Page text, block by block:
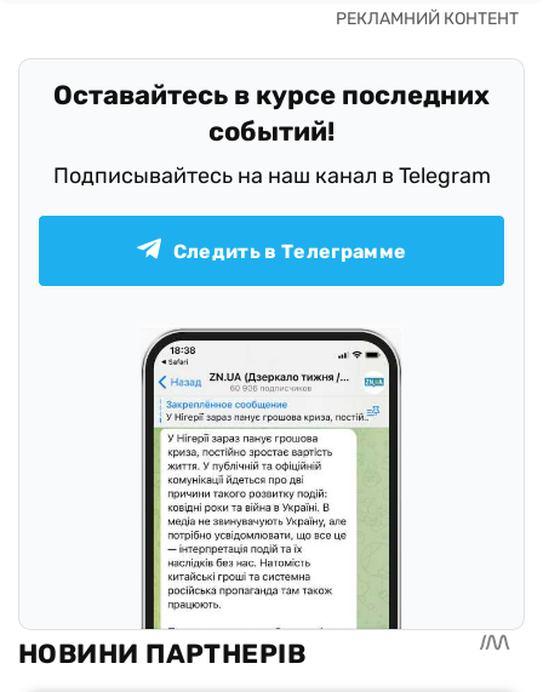
Оставайтесь в курсе последних
событий!
Подписывайтесь на наш канал в Telegram
Следить в Телеграмме